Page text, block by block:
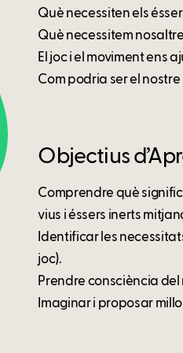
Què necessiten els
Què necessitem
El joc i el moviment ens
Com podria ser el
Objectius
Comprendre què
vius i éssers inerts
Identificar les
joc).
Prendre consciència
Imaginar i proposar